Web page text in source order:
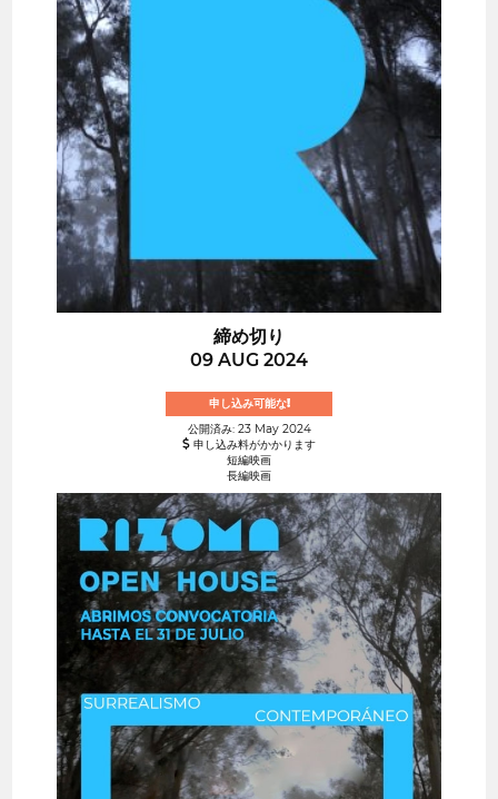
締め切り
09 AUG 2024
申し込み可能な!
公開済み: 23 May 2024
申し込み料がかかります
短編映画
長編映画